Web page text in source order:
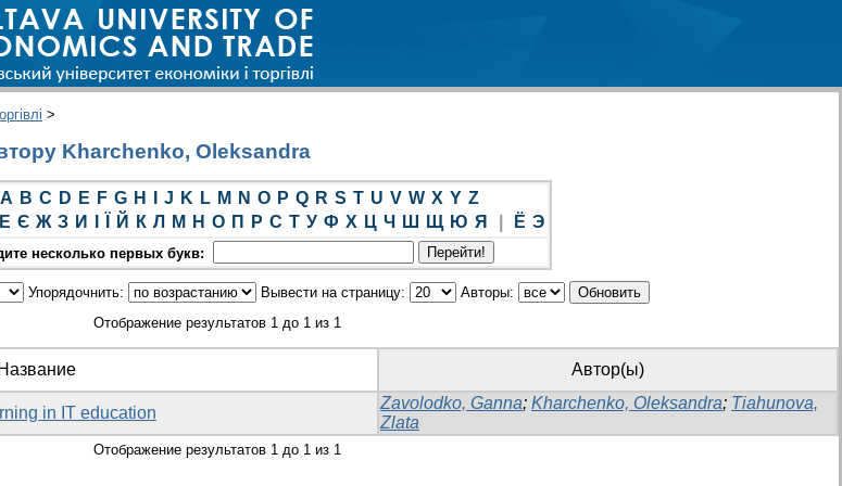
>
Kharchenko, Oleksandra
A B C D E F G H J K L M N O P Q R S T U V W X Y Z
Е Є Ж З И Й К Л М Н О П Р С Т У Ф Х Ц Ч Ш Щ Ю Я Ё Э
несколько первых букв:
Упорядочнить: Вывести на страницу:
Авторы:
Отображение результатов 1 до 1 из 1
Название Автор(ы)
in IT education
Zavolodko, Ganna; Kharchenko, Oleksandra; Tiahunova,
Zlata
Отображение результатов 1 до 1 из 1